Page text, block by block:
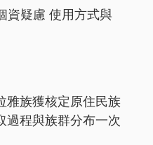
資疑慮 使用方式與
雅族獲核定原住民族
過程與族群分布一次